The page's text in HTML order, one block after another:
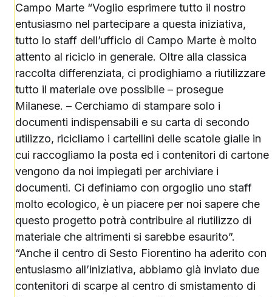
Campo Marte “Voglio esprimere tutto il nostro
entusiasmo nel partecipare a questa iniziativa,
tutto lo staff dell’ufficio di Campo Marte è molto
attento al riciclo in generale. Oltre alla classica
raccolta differenziata, ci prodighiamo a riutilizzare
tutto il materiale ove possibile – prosegue
Milanese. – Cerchiamo di stampare solo i
documenti indispensabili e su carta di secondo
utilizzo, ricicliamo i cartellini delle scatole gialle in
cui raccogliamo la posta ed i contenitori di cartone
vengono da noi impiegati per archiviare i
documenti. Ci definiamo con orgoglio uno staff
molto ecologico, è un piacere per noi sapere che
questo progetto potrà contribuire al riutilizzo di
materiale che altrimenti si sarebbe esaurito”.
“Anche il centro di Sesto Fiorentino ha aderito con
entusiasmo all’iniziativa, abbiamo già inviato due
contenitori di scarpe al centro di smistamento di